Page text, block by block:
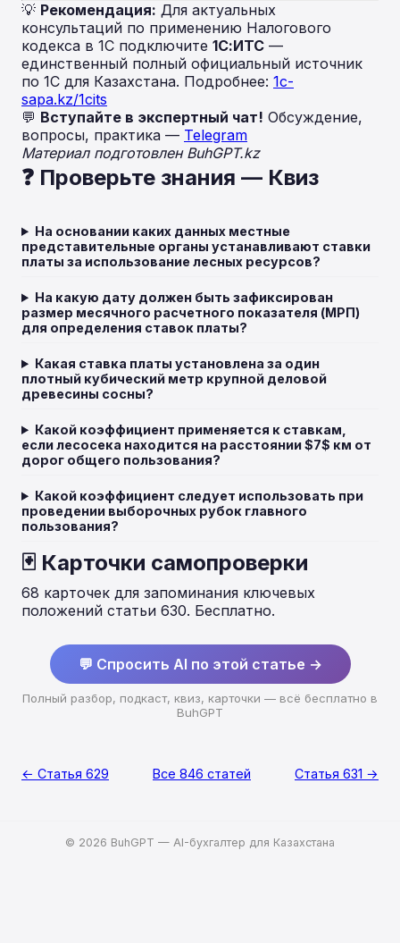
💡 Рекомендация: Для актуальных
консультаций по применению Налогового
кодекса в 1С подключите 1С:ИТС —
единственный полный официальный источник
по 1С для Казахстана. Подробнее: 1c-
sapa.kz/1cits
💬 Вступайте в экспертный чат! Обсуждение,
вопросы, практика — Telegram
Материал подготовлен BuhGPT.kz
❓ Проверьте знания — Квиз
На основании каких данных местные
представительные органы устанавливают ставки
платы за использование лесных ресурсов?
На какую дату должен быть зафиксирован
размер месячного расчетного показателя (МРП)
для определения ставок платы?
Какая ставка платы установлена за один
плотный кубический метр крупной деловой
древесины сосны?
Какой коэффициент применяется к ставкам,
если лесосека находится на расстоянии $7$ км от
дорог общего пользования?
Какой коэффициент следует использовать при
проведении выборочных рубок главного
пользования?
🃏 Карточки самопроверки
68 карточек для запоминания ключевых
положений статьи 630. Бесплатно.
💬 Спросить AI по этой статье →
Полный разбор, подкаст, квиз, карточки — всё бесплатно в
BuhGPT
← Статья 629 Все 846 статей Статья 631 →
© 2026 BuhGPT — AI-бухгалтер для Казахстана